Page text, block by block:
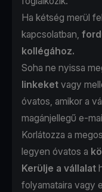
Ha kétség merül
kapcsolatban,
kollégához.
Soha ne nyissa
linkeket vagy
óvatos, amikor a
magánjellegű e-
Korlátozza a
legyen óvatos a
Kerülje a vállalat
folyamataira vagy